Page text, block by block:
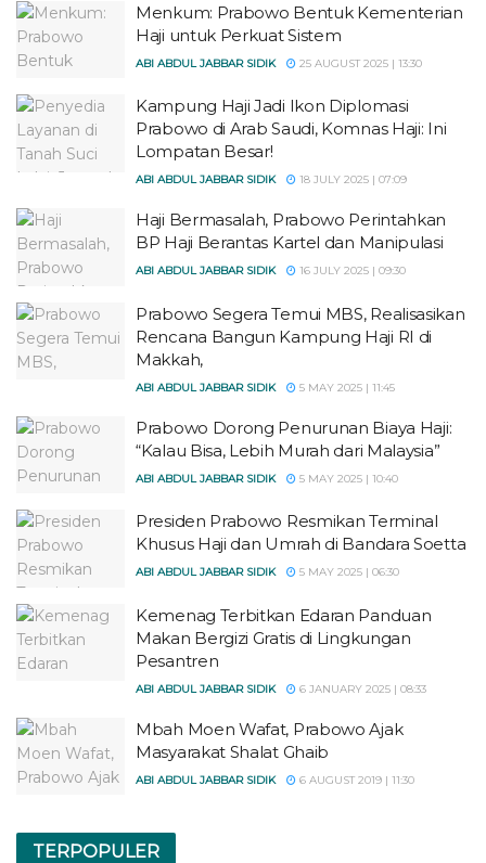
Menkum: Prabowo Bentuk Kementerian
Haji untuk Perkuat Sistem
ABI ABDUL JABBAR SIDIK 25 AUGUST 2025 | 13:30
Kampung Haji Jadi Ikon Diplomasi
Prabowo di Arab Saudi, Komnas Haji: Ini
Lompatan Besar!
ABI ABDUL JABBAR SIDIK 18 JULY 2025 | 07:09
Haji Bermasalah, Prabowo Perintahkan
BP Haji Berantas Kartel dan Manipulasi
ABI ABDUL JABBAR SIDIK 16 JULY 2025 | 09:30
Prabowo Segera Temui MBS, Realisasikan
Rencana Bangun Kampung Haji RI di
Makkah,
ABI ABDUL JABBAR SIDIK 5 MAY 2025 | 11:45
Prabowo Dorong Penurunan Biaya Haji:
“Kalau Bisa, Lebih Murah dari Malaysia”
ABI ABDUL JABBAR SIDIK 5 MAY 2025 | 10:40
Presiden Prabowo Resmikan Terminal
Khusus Haji dan Umrah di Bandara Soetta
ABI ABDUL JABBAR SIDIK 5 MAY 2025 | 06:30
Kemenag Terbitkan Edaran Panduan
Makan Bergizi Gratis di Lingkungan
Pesantren
ABI ABDUL JABBAR SIDIK 6 JANUARY 2025 | 08:33
Mbah Moen Wafat, Prabowo Ajak
Masyarakat Shalat Ghaib
ABI ABDUL JABBAR SIDIK 6 AUGUST 2019 | 11:30
TERPOPULER